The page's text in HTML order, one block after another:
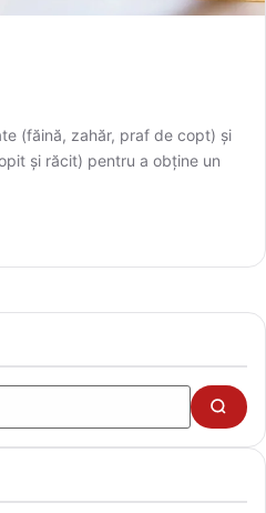
(făină, zahăr, praf de copt) și
și răcit) pentru a obține un
Cauta